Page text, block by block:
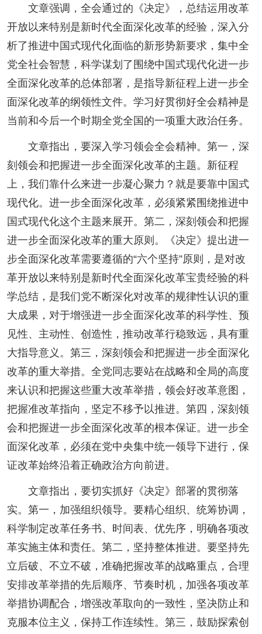
文章强调，全会通过的《决定》，总结运用改革
开放以来特别是新时代全面深化改革的经验，深入分
析了推进中国式现代化面临的新形势新要求，集中全
党全社会智慧，科学谋划了围绕中国式现代化进一步
全面深化改革的总体部署，是指导新征程上进一步全
面深化改革的纲领性文件。学习好贯彻好全会精神是
当前和今后一个时期全党全国的一项重大政治任务。
文章指出，要深入学习领会全会精神。第一，深
刻领会和把握进一步全面深化改革的主题。新征程
上，我们靠什么来进一步凝心聚力？就是要靠中国式
现代化。进一步全面深化改革，必须紧紧围绕推进中
国式现代化这个主题来展开。第二，深刻领会和把握
进一步全面深化改革的重大原则。《决定》提出进一
步全面深化改革需要遵循的“六个坚持”原则，是对改
革开放以来特别是新时代全面深化改革宝贵经验的科
学总结，是我们党不断深化对改革的规律性认识的重
大成果，对于增强进一步全面深化改革的科学性、预
见性、主动性、创造性，推动改革行稳致远，具有重
大指导意义。第三，深刻领会和把握进一步全面深化
改革的重大举措。全党同志要站在战略和全局的高度
来认识和把握这些重大改革举措，领会好改革意图，
把握准改革指向，坚定不移予以推进。第四，深刻领
会和把握进一步全面深化改革的根本保证。进一步全
面深化改革，必须在党中央集中统一领导下进行，保
证改革始终沿着正确政治方向前进。
文章指出，要切实抓好《决定》部署的贯彻落
实。第一，加强组织领导。要精心组织、统筹协调，
科学制定改革任务书、时间表、优先序，明确各项改
革实施主体和责任。第二，坚持整体推进。要坚持先
立后破、不立不破，准确把握改革的战略重点，合理
安排改革举措的先后顺序、节奏时机，加强各项改革
举措协调配合，增强改革取向的一致性，坚决防止和
克服本位主义，保持工作连续性。第三，鼓励探索创